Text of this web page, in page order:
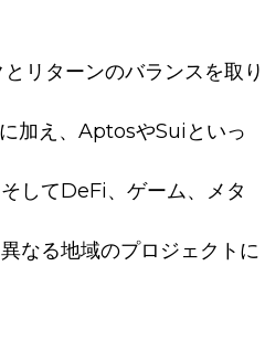
リターンのバランスを取り
加え、AptosやSuiといっ
してDeFi、ゲーム、メタ
なる地域のプロジェクトに